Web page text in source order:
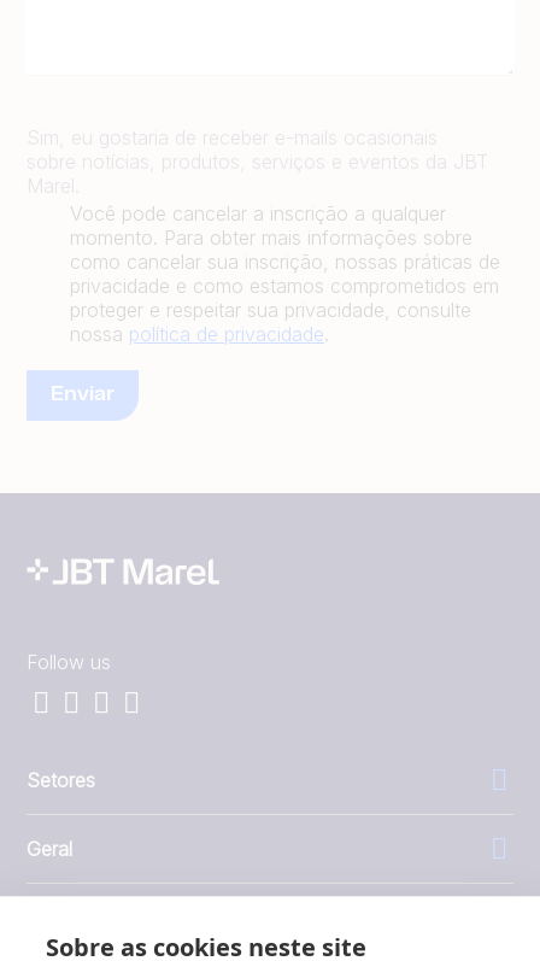
Sobre as cookies neste site
Sim, eu gostaria de receber e-mails ocasionais
sobre notícias, produtos, serviços e eventos da JBT
Marel.
Você pode cancelar a inscrição a qualquer
momento. Para obter mais informações sobre
como cancelar sua inscrição, nossas práticas de
privacidade e como estamos comprometidos em
proteger e respeitar sua privacidade, consulte
nossa política de privacidade.
Follow us
Setores
Geral